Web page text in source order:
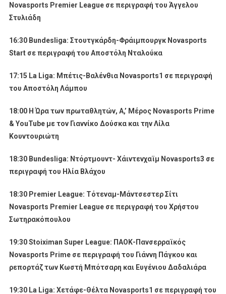
Novasports Premier Leagueσε περιγραφή του Άγγελου
Στυλιάδη
16:30 Bundesliga: Στουτγκάρδη-Φράιμπουργκ Novasports
Startσε περιγραφή του Αποστόλη Νταλούκα
17:15 La Liga: Μπέτις-Βαλένθια Novasports1 σε περιγραφή
του Αποστόλη Λάμπου
18:00 Η Ώρα των πρωταθλητών, Α,’ Μέρος Novasports Prime
& YouTubeμε τον Γιαννίκο Δούσκα και την Λίλα
Κουντουριώτη
18:30 Bundesliga: Ντόρτμουντ- Χάιντενχαϊμ Novasports3 σε
περιγραφή του Ηλία Βλάχου
18:30 Premier League: Τότεναμ-Μάντσεστερ Σίτι
Novasports Premier Leagueσε περιγραφή του Χρήστου
Σωτηρακόπουλου
19:30Stoiximan Super League: ΠΑΟΚ-Πανσερραϊκός
Novasports Primeσε περιγραφή του Γιάννη Πάγκου και
ρεπορτάζ των Κωστή Μπότσαρη και Ευγένιου Δαδαλιάρα
19:30 La Liga: Χετάφε-Θέλτα Novasports1 σε περιγραφή του